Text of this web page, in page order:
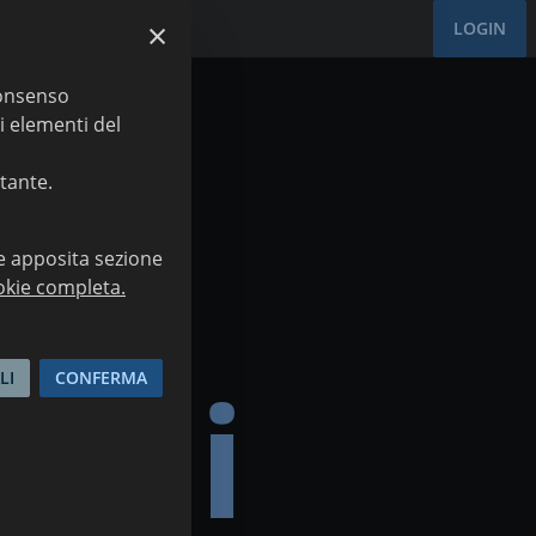
LOGIN
di
×
elementi del
apposita sezione
completa.
CONFERMA